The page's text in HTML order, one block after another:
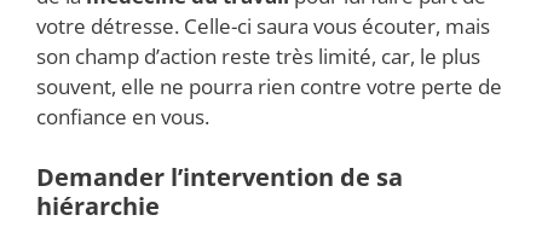
votre détresse. Celle-ci saura vous écouter, mais
son champ d’action reste très limité, car, le plus
souvent, elle ne pourra rien contre votre perte de
confiance en vous.
Demander l’intervention de sa
hiérarchie